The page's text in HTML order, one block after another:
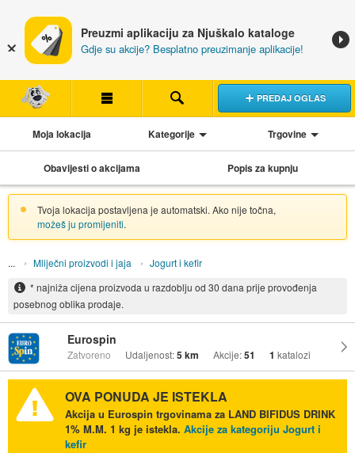
Preuzmi aplikaciju za Njuškalo kataloge
Gdje su akcije? Besplatno preuzimanje aplikacije!
PREDAJ OGLAS
Moja lokacija Kategorije Trgovine
Obavijesti o akcijama Popis za kupnju
Tvoja lokacija postavljena je automatski. Ako nije točna,
možeš ju promijeniti.
Mliječni proizvodi i jaja
Jogurt i kefir
* najniža cijena proizvoda u razdoblju od 30 dana prije provođenja
posebnog oblika prodaje.
Eurospin
Zatvoreno Udaljenost:5 km Akcije:51 1 katalozi
OVA PONUDA JE ISTEKLA
Akcija u Eurospin trgovinama za LAND BIFIDUS DRINK
1% M.M. 1 kg je istekla. Akcije za kategoriju Jogurt i
kefir